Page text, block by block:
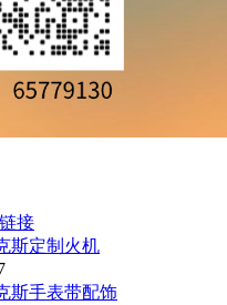
接
斯定制火机
斯手表带配饰